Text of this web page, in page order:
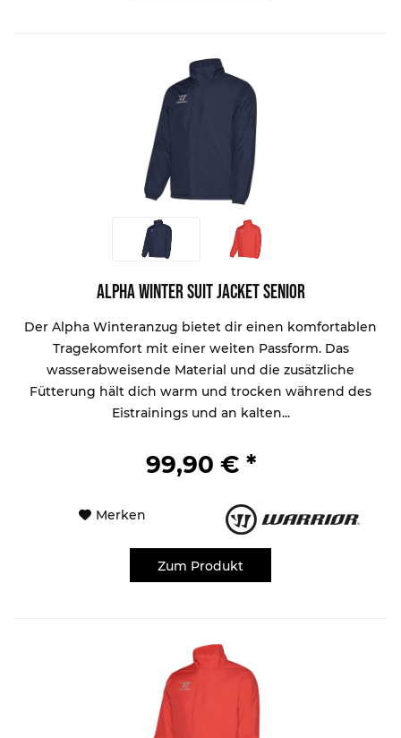
Alpha Winter Suit Jacket Senior
Der Alpha Winteranzug bietet dir einen komfortablen
Tragekomfort mit einer weiten Passform. Das
wasserabweisende Material und die zusätzliche
Fütterung hält dich warm und trocken während des
Eistrainings und an kalten...
99,90 € *
Merken
Zum Produkt